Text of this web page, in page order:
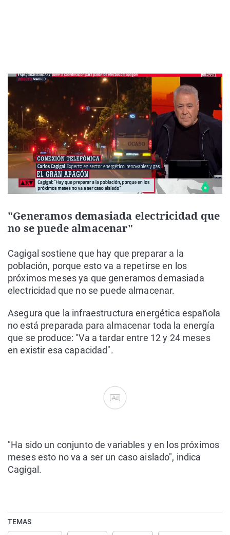
"Generamos demasiada electricidad que
no se puede almacenar"
Cagigal sostiene que hay que preparar a la
población, porque esto va a repetirse en los
próximos meses ya que generamos demasiada
electricidad que no se puede almacenar.
Asegura que la infraestructura energética española
no está preparada para almacenar toda la energía
que se produce: "Va a tardar entre 12 y 24 meses
en existir esa capacidad".
Ad
"Ha sido un conjunto de variables y en los próximos
meses esto no va a ser un caso aislado", indica
Cagigal.
TEMAS